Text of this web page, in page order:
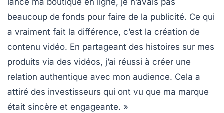
beaucoup de fonds pour faire de la publicité. Ce qui
a vraiment fait la différence, c’est la création de
contenu vidéo. En partageant des histoires sur mes
produits via des vidéos, j’ai réussi à créer une
relation authentique avec mon audience. Cela a
attiré des investisseurs qui ont vu que ma marque
était sincère et engageante. »